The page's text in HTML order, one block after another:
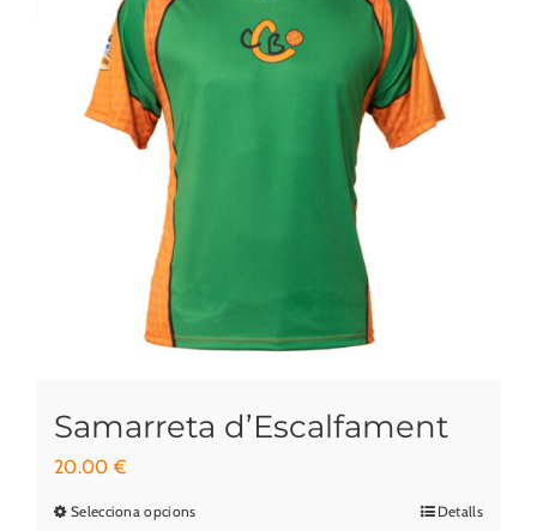
Samarreta d’Escalfament
20.00€
Selecciona opcionsAquest
Detalls